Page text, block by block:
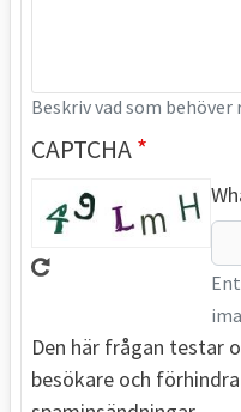
Beskriv vad som behöver
CAPTCHA
Den här frågan testar
besökare och